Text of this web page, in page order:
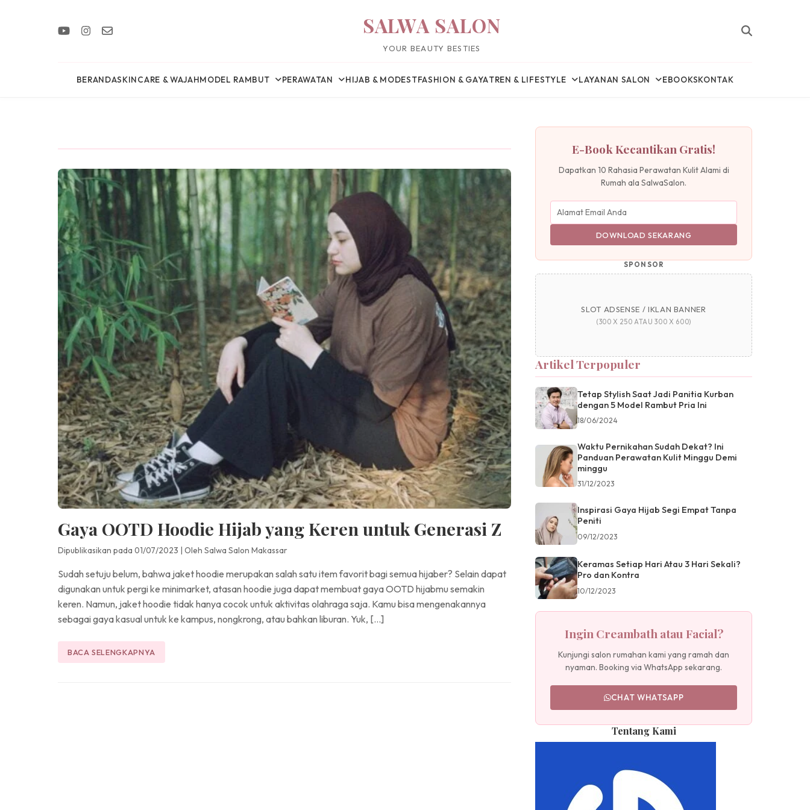
SALWA SALON
YOUR BEAUTY BESTIES
BERANDASKINCARE & WAJAHMODEL RAMBUT PERAWATAN HIJAB & MODESTFASHION & GAYATREN & LIFESTYLE LAYANAN SALON EBOOKSKONTAK
Gaya OOTD Hoodie Hijab yang Keren untuk Generasi Z
Dipublikasikan pada 01/07/2023 Oleh Salwa Salon Makassar
Sudah setuju belum, bahwa jaket hoodie merupakan salah satu item favorit bagi semua hijaber? Selain dapat
digunakan untuk pergi ke minimarket, atasan hoodie juga dapat membuat gaya OOTD hijabmu semakin
keren. Namun, jaket hoodie tidak hanya cocok untuk aktivitas olahraga saja. Kamu bisa mengenakannya
sebagai gaya kasual untuk ke kampus, nongkrong, atau bahkan liburan. Yuk, […]
BACA SELENGKAPNYA
E-Book Kecantikan Gratis!
Dapatkan 10 Rahasia Perawatan Kulit Alami di
Rumah ala SalwaSalon.
DOWNLOAD SEKARANG
SPONSOR
SLOT ADSENSE / IKLAN BANNER
(300 X 250 ATAU 300 X 600)
Artikel Terpopuler
Tetap Stylish Saat Jadi Panitia Kurban
dengan 5 Model Rambut Pria Ini
18/06/2024
Waktu Pernikahan Sudah Dekat? Ini
Panduan Perawatan Kulit Minggu Demi
minggu
31/12/2023
Inspirasi Gaya Hijab Segi Empat Tanpa
Peniti
09/12/2023
Keramas Setiap Hari Atau 3 Hari Sekali?
Pro dan Kontra
10/12/2023
Ingin Creambath atau Facial?
Kunjungi salon rumahan kami yang ramah dan
nyaman. Booking via WhatsApp sekarang.
CHAT WHATSAPP
Tentang Kami